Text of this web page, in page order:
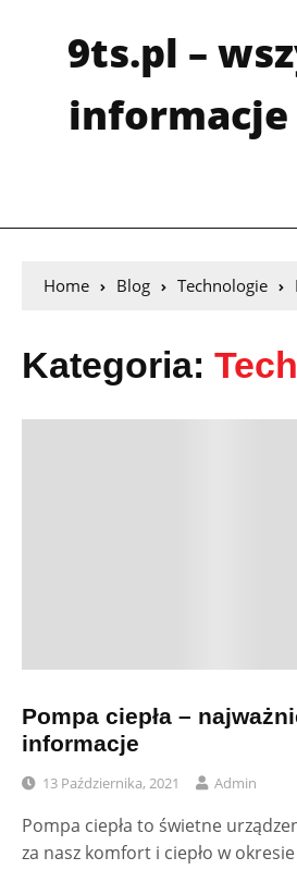
9ts.pl –
informacje
Home Blog Technologie
Kategoria:
Pompa ciepła –
informacje
13 Października, 2021 Admin
Pompa ciepła to świetne
za nasz komfort i ciepło w